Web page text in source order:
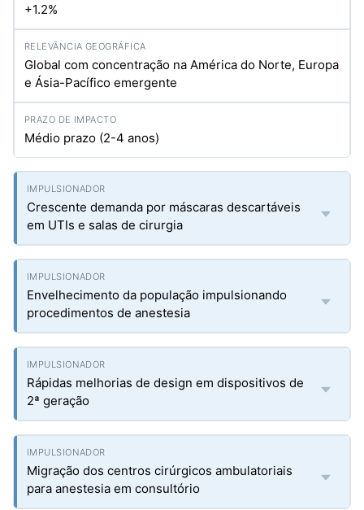
+1.2%
Global com concentração na América do Norte, Europa
e Ásia-Pacífico emergente
Médio prazo (2-4 anos)
Crescente demanda por máscaras descartáveis
em UTIs e salas de cirurgia
Envelhecimento da população impulsionando
procedimentos de anestesia
Rápidas melhorias de design em dispositivos de
2ª geração
Migração dos centros cirúrgicos ambulatoriais
para anestesia em consultório